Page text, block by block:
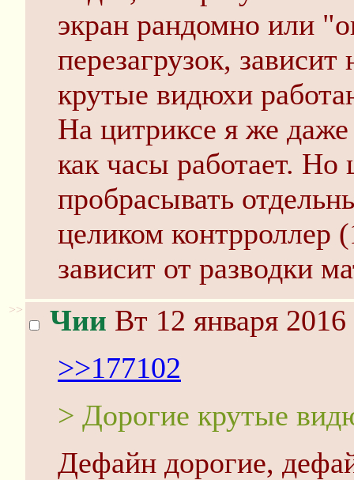
экран рандомно или
перезагрузок,
крутые видюхи
На цитриксе я же
как часы работает. Но
пробрасывать
целиком контрроллер
зависит от разводки
>> Чии Вт 12 января
>>177102
> Дорогие крутые
Дефайн дорогие,